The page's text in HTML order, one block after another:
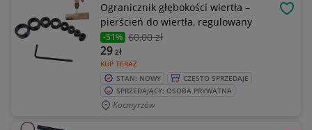
Ogranicznik głębokości wiertła –
pierścień do wiertła, regulowany
-51% 60,00 zł
KUP TERAZ
29zł
STAN: NOWY
CZĘSTO SPRZEDAJE
SPRZEDAJĄCY: OSOBA PRYWATNA
Kocmyrzów